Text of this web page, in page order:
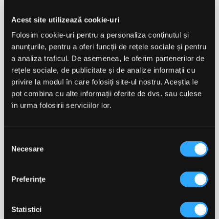
Acest site utilizează cookie-uri
Folosim cookie-uri pentru a personaliza conținutul și
anunțurile, pentru a oferi funcții de rețele sociale și pentru
a analiza traficul. De asemenea, le oferim partenerilor de
rețele sociale, de publicitate și de analize informații cu
privire la modul în care folosiți site-ul nostru. Aceștia le
pot combina cu alte informații oferite de dvs. sau culese
în urma folosirii serviciilor lor.
consimțământului
Necesare
Preferinţe
Statistici
OstroVit Omega 3
Extreme 90 Capsule
70,00 lei
ADAUGĂ ÎN COȘ
180 Capsule
75,00 lei
favorite_border